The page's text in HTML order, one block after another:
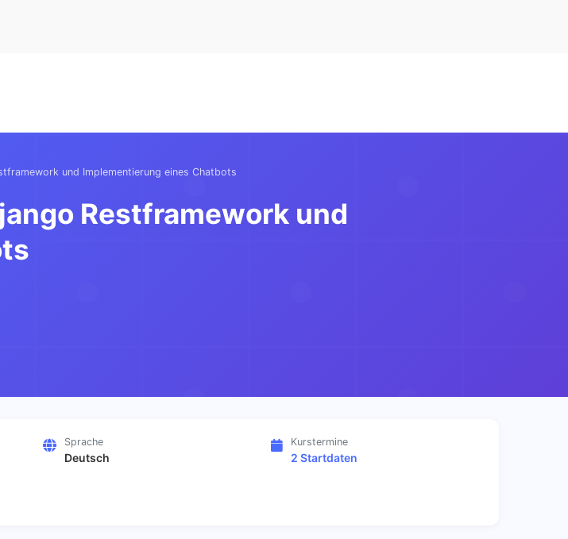
und Implementierung eines Chatbots
Restframework und
Sprache
Deutsch
Kurstermine
2 Startdaten